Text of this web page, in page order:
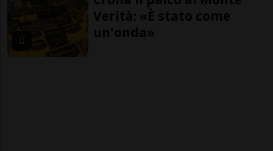
Verità: «È stato come
un'onda»